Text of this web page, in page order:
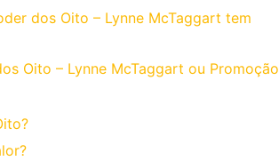
dos Oito – Lynne McTaggart tem
Oito – Lynne McTaggart ou Promoção